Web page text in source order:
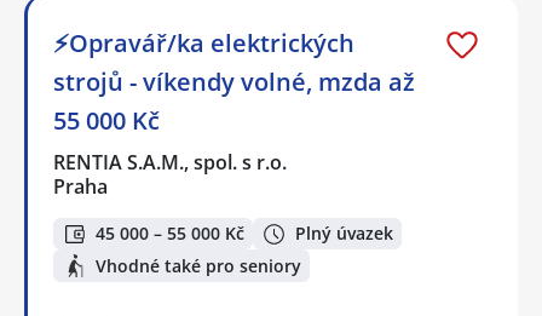
⚡Opravář/ka elektrických
strojů - víkendy volné, mzda až
55 000 Kč
RENTIA S.A.M., spol. s r.o.
Praha
45 000 – 55 000 Kč
Plný úvazek
Vhodné také pro seniory